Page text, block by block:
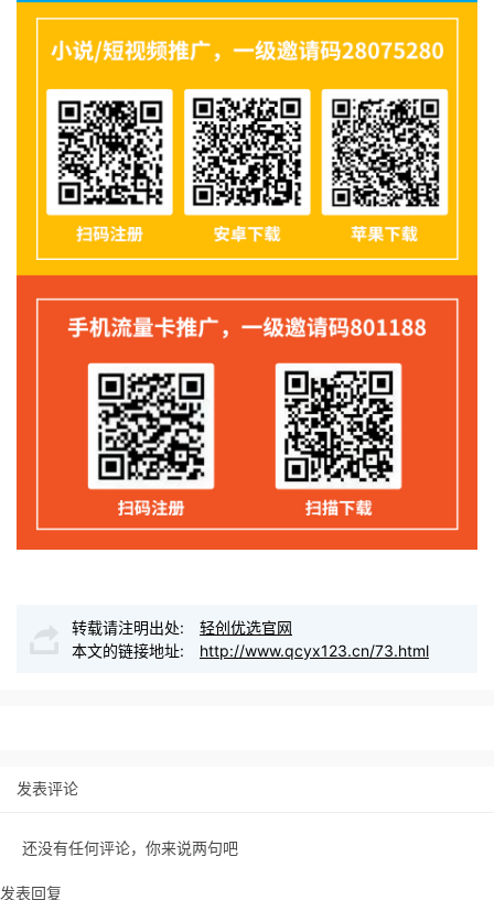
转载请注明出处:
轻创优选官网
本文的链接地址:
http://www.qcyx123.cn/73.html
发表评论
还没有任何评论，你来说两句吧
发表回复